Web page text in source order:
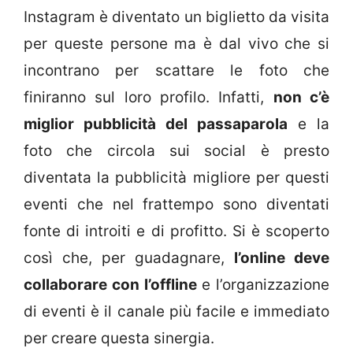
Instagram è diventato un biglietto da visita
per queste persone ma è dal vivo che si
incontrano per scattare le foto che
finiranno sul loro profilo. Infatti, non c’è
miglior pubblicità del passaparola e la
foto che circola sui social è presto
diventata la pubblicità migliore per questi
eventi che nel frattempo sono diventati
fonte di introiti e di profitto. Si è scoperto
così che, per guadagnare, l’online deve
collaborare con l’offlinee l’organizzazione
di eventi è il canale più facile e immediato
per creare questa sinergia.